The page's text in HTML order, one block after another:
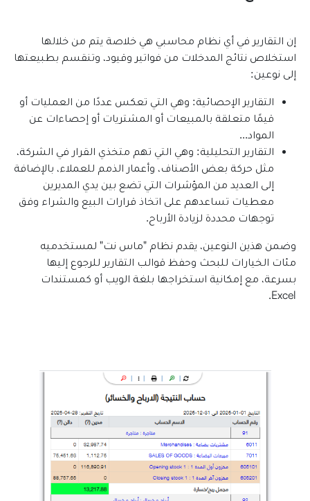
إن التقارير في أي نظام محاسبي هي خلاصة يتم من خلالها
استخلاص نتائج المدخلات من فواتير وقيود، وتنقسم بطبيعتها
إلى نوعين:
التقارير الإحصائية: وهي التي تعكس عددًا من العمليات أو
قيمًا متعلقة بالمبيعات أو المشتريات أو إحصاءات عن
المواد...
التقارير التحليلية: وهي التي تهم متخذي القرار في الشركة،
مثل حركة بعض الأصناف، وأعمار الذمم للعملاء، بالإضافة
إلى العديد من المؤشرات التي تضع بين يدي المديرين
معطيات تساعدهم على اتخاذ قرارات البيع والشراء وفق
توجهات محددة لزيادة الأرباح.
وضمن هذين النوعين، يقدم نظام "ماس نت" لمستخدميه
مئات الخيارات للبحث وحفظ قوالب التقارير للرجوع إليها
بسرعة، مع إمكانية استخراجها بلغة الويب أو كمستندات
Excel.